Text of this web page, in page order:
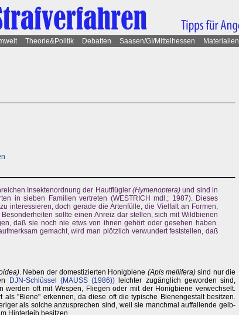
Theorie&Politik Debatten Saasen/GI/Mittelhessen Materialien
Insektenordnung der Hautflügler(Hymenoptera) und sind in
in sieben Familien vertreten (WESTRICH mdl.; 1987). Dieses
interessieren, doch gerade die Artenfülle, die Vielfalt an Formen,
sollte einen Anreiz dar stellen, sich mit Wildbienen
daß sie noch nie etws von ihnen gehört oder gesehen haben.
gemacht, wird man plötzlich verwundert feststellen, daß
. Neben der domestizierten Honigbiene (Apis mellifera) sind nur die
DJN-Schlüssel (MAUSS (1986)) leichter zugänglich geworden sind,
werden oft mit Wespen, Fliegen oder mit der Honigbiene verwechselt.
"Biene" erkennen, da diese oft die typische Bienengestalt besitzen.
als solche anzusprechen sind, weil sie manchmal auffallende gelb-